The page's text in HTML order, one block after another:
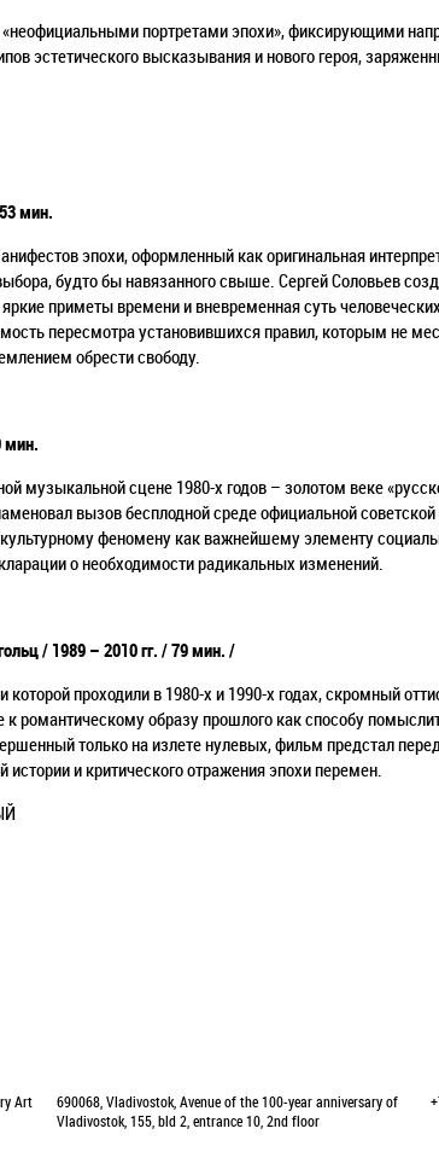
портретами эпохи», фиксирующими
эстетического высказывания и нового героя,
мин.
эпохи, оформленный как оригинальная
будто бы навязанного свыше. Сергей Соловьев
приметы времени и вневременная суть человеческих
пересмотра установившихся правил, которым не
обрести свободу.
мин.
музыкальной сцене 1980-х годов – золотом веке«
вызов бесплодной среде официальной
феномену как важнейшему элементу
о необходимости радикальных изменений.
/ 1989 – 2010 гг. /79 мин. /
проходили в 1980-х и 1990-х годах,скромный
романтическому образу прошлого как способу
только на излете нулевых, фильм предстал
и критического отражения эпохи перемен.
Art
690068, Vladivostok, Avenue of the 100-year anniversary of
Vladivostok, 155, bld 2, entrance 10, 2nd floor